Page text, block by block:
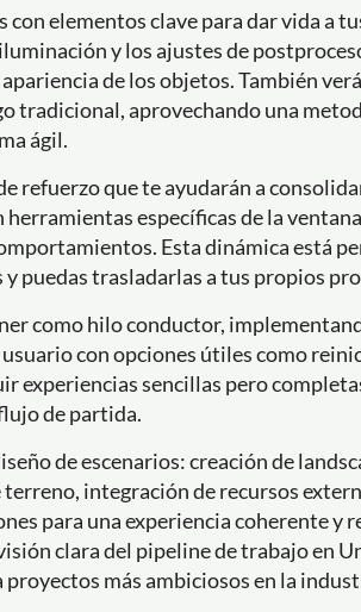
elementos clave para dar vida a
y los ajustes de
de los objetos. También
tradicional, aprovechando una
ágil.
refuerzo que te ayudarán a
específicas de la
Esta dinámica está
puedas trasladarlas a tus propios
como hilo conductor,
con opciones útiles como
experiencias sencillas pero
de partida.
de escenarios: creación de
integración de recursos
para una experiencia coherente y
clara del pipeline de trabajo en
más ambiciosos en la